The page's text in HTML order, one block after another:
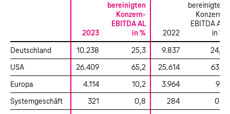
2023
bereinigten
Konzern-
EBITDA AL
in %
2022
bereinigten
Konzern-
EBITDA AL
in %
Deutschland 10.238 25,3 9.837 24,5
USA 26.409 65,2 25.614 63,7
Europa 4.114 10,2 3.964 9,9
Systemgeschäft 321 0,8 284 0,7